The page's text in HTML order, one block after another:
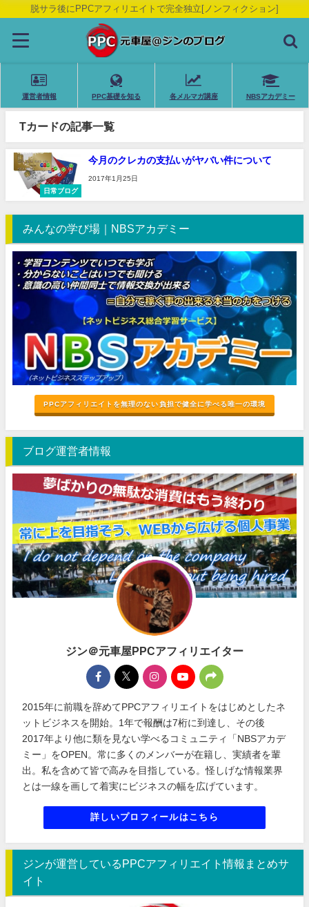
脱サラ後にPPCアフィリエイトで完全独立[ノンフィクション]
運営者情報 PPC基礎を知る 各メルマガ講座 NBSアカデミー
Tカードの記事一覧
日常ブログ
今月のクレカの支払いがヤバい件について
2017年1月25日
みんなの学び場｜NBSアカデミー
PPCアフィリエイトを無理のない負担で健全に学べる唯一の環境
ブログ運営者情報
ジン＠元車屋PPCアフィリエイター
2015年に前職を辞めてPPCアフィリエイトをはじめとしたネ
ットビジネスを開始。1年で報酬は7桁に到達し、その後
2017年より他に類を見ない学べるコミュニティ「NBSアカデ
ミー」をOPEN。常に多くのメンバーが在籍し、実績者を輩
出。私を含めて皆で高みを目指している。怪しげな情報業界
とは一線を画して着実にビジネスの幅を広げています。
詳しいプロフィールはこちら
ジンが運営しているPPCアフィリエイト情報まとめサ
イト